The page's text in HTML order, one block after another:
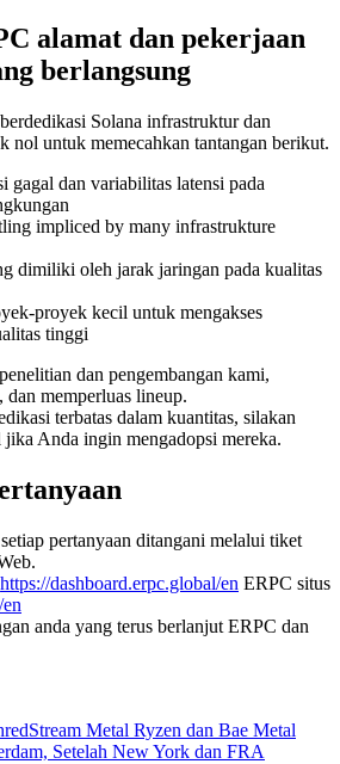
alamat dan pekerjaan
berlangsung
Solana infrastruktur dan
nol untuk memecahkan tantangan berikut.
gagal dan variabilitas latensi pada
impliced by many infrastrukture
dimiliki oleh jarak jaringan pada kualitas
proyek kecil untuk mengakses
tinggi
dan pengembangan kami,
dan memperluas lineup.
terbatas dalam kuantitas, silakan
Anda ingin mengadopsi mereka.
pertanyaan ditangani melalui tiket
https://dashboard.erpc.global/en ERPC situs
anda yang terus berlanjut ERPC dan
Metal Ryzen dan Bae Metal
Setelah New York dan FRA